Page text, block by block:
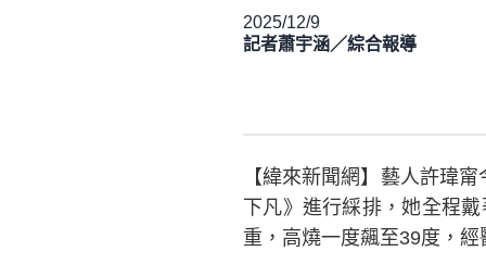
2025/12/9
記者蕭宇涵／綜合報導
【緯來新聞網】藝人許瑋
下凡》進行綵排，她全程
重，高燒一度飆至39度，